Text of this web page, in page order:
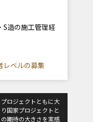
S造の施工管理経
レベルの募集
ロジェクトともに大
国家プロジェクトと
期待の大きさを実感